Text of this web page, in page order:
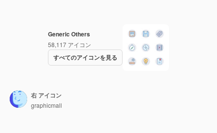
Generic Others
58,117 アイコン
すべてのアイコンを見る
右 アイコン
graphicmall